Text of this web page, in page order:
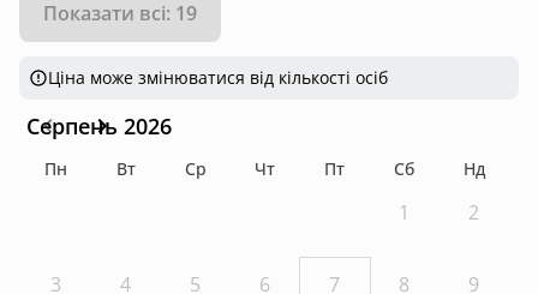
Показати всі: 19
Ціна може змінюватися від кількості осіб
Серпень 2026
Пн Вт Ср Чт Пт Сб Нд
1 2
3 4 5 6 7 8 9